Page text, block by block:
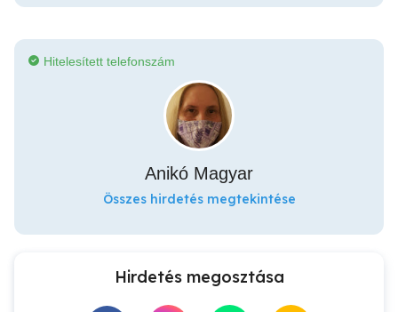
Hitelesített telefonszám
Anikó Magyar
Összes hirdetés megtekintése
Hirdetés megosztása